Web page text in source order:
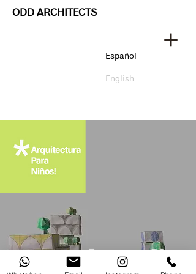
ODD ARCHITECTS
Español
English